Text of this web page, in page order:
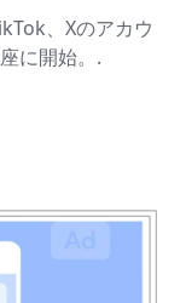
、Xのアカウ
に開始。.